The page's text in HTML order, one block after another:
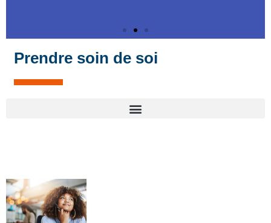
Prendre soin de soi